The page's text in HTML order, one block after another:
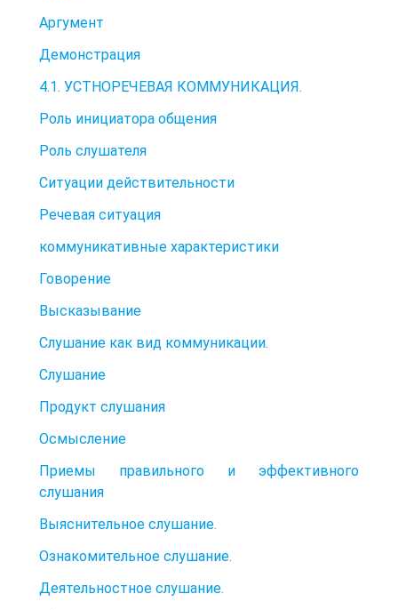
Аргумент
Демонстрация
4.1. УСТНОРЕЧЕВАЯ КОММУНИКАЦИЯ.
Роль инициатора общения
Роль слушателя
Ситуации действительности
Речевая ситуация
коммуникативные характеристики
Говорение
Высказывание
Слушание как вид коммуникации.
Слушание
Продукт слушания
Осмысление
Приемы правильного и эффективного
слушания
Выяснительное слушание.
Ознакомительное слушание.
Деятельностное слушание.